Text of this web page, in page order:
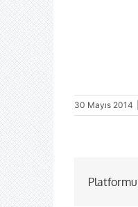
30 Mayıs 2014